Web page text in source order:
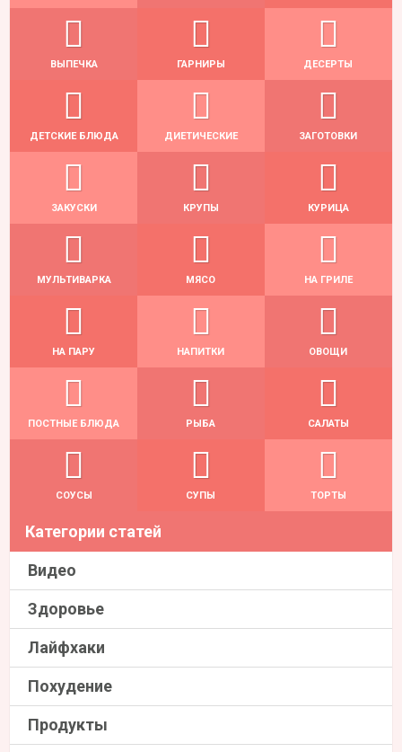
ВЫПЕЧКА ГАРНИРЫ ДЕСЕРТЫ
ДЕТСКИЕ БЛЮДА ДИЕТИЧЕСКИЕ ЗАГОТОВКИ
ЗАКУСКИ КРУПЫ КУРИЦА
МУЛЬТИВАРКА МЯСО НА ГРИЛЕ
НА ПАРУ НАПИТКИ ОВОЩИ
ПОСТНЫЕ БЛЮДА РЫБА САЛАТЫ
СОУСЫ СУПЫ ТОРТЫ
Категории статей
Видео
Здоровье
Лайфхаки
Похудение
Продукты